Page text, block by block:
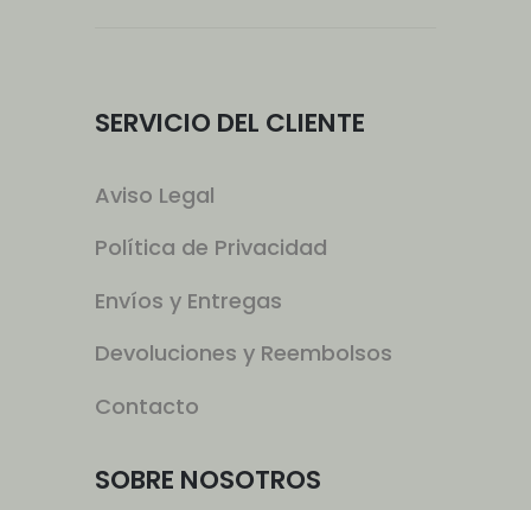
SERVICIO DEL CLIENTE
Aviso Legal
Política de Privacidad
Envíos y Entregas
Devoluciones y Reembolsos
Contacto
SOBRE NOSOTROS